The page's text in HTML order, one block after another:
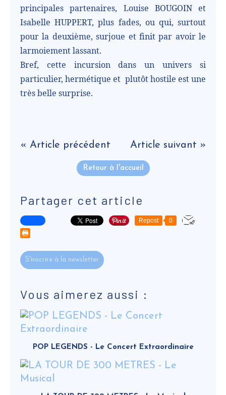
principales partenaires, Louise BOUGOIN et
Isabelle HUPPERT, plus fades, ou qui, surtout
pour la deuxième, surjoue et finit par avoir le
larmoiement lassant.
Bref, cette incursion dans un univers si
particulier, hermétique et plutôt hostile est une
très belle surprise.
« Article précédent Article suivant »
Retour à l'accueil
Partager cet article
Repost 0
S'inscrire à la newsletter
Vous aimerez aussi :
POP LEGENDS - Le Concert Extraordinaire